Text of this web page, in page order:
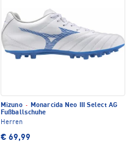
Mizuno ·
Monarcida Neo III Select AG
Fußballschuhe
Herren
€ 69,99